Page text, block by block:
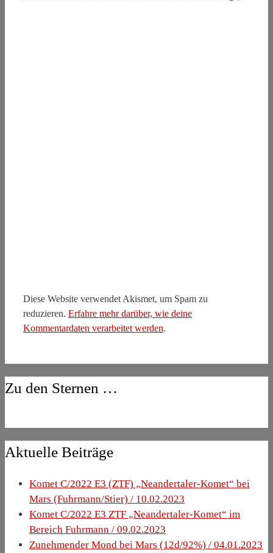
Diese Website verwendet Akismet, um Spam zu
reduzieren. Erfahre mehr darüber, wie deine
Kommentardaten verarbeitet werden.
Zu den Sternen …
Aktuelle Beiträge
Komet C/2022 E3 (ZTF) „Neandertaler-Komet“ bei
Mars (Fuhrmann/Stier) / 10.02.2023
Komet C/2022 E3 ZTF „Neandertaler-Komet“ im
Bereich Fuhrmann / 09.02.2023
Zunehmender Mond bei Mars (12d/92%) / 04.01.2023